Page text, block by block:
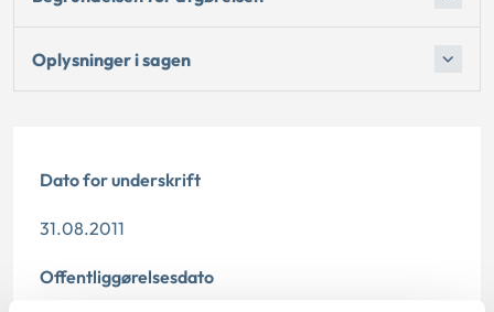
Oplysninger i sagen
Dato for underskrift
31.08.2011
Offentliggørelsesdato